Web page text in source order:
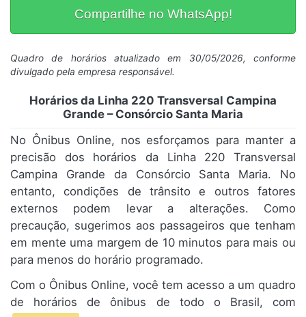
Compartilhe no WhatsApp!
Quadro de horários atualizado em 30/05/2026, conforme
divulgado pela empresa responsável.
Horários da Linha 220 Transversal Campina
Grande – Consórcio Santa Maria
No Ônibus Online, nos esforçamos para manter a
precisão dos horários da Linha 220 Transversal
Campina Grande da Consórcio Santa Maria. No
entanto, condições de trânsito e outros fatores
externos podem levar a alterações. Como
precaução, sugerimos aos passageiros que tenham
em mente uma margem de 10 minutos para mais ou
para menos do horário programado.
Com o Ônibus Online, você tem acesso a um quadro
de horários de ônibus de todo o Brasil, com